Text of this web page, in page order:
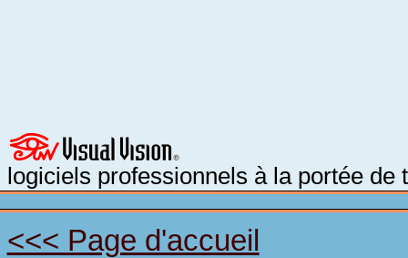
logiciels professionnels à la portée de
<<< Page d'accueil